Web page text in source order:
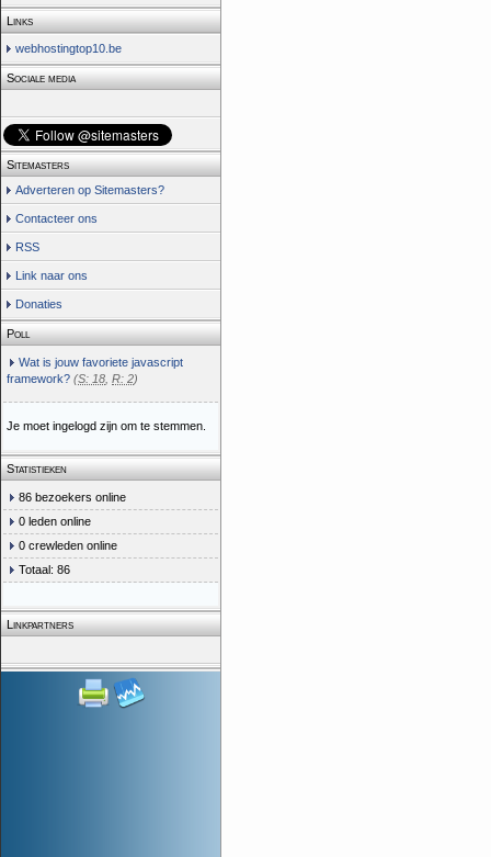
Links
webhostingtop10.be
Sociale media
Sitemasters
Adverteren op Sitemasters?
Contacteer ons
RSS
Link naar ons
Donaties
Poll
Wat is jouw favoriete javascript
framework? (S: 18 R: 2)
Je moet ingelogd zijn om te stemmen.
Statistieken
86 bezoekers online
0 leden online
0 crewleden online
Totaal: 86
Linkpartners